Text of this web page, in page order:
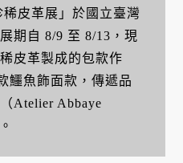
皮革展」於國立臺灣
期自 8/9 至 8/13，現
皮革製成的包款作
鱷魚飾面款，傳遞品
Atelier Abbaye